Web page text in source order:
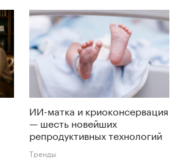
ИИ-матка и криоконсервация
— шесть новейших
репродуктивных технологий
Тренды